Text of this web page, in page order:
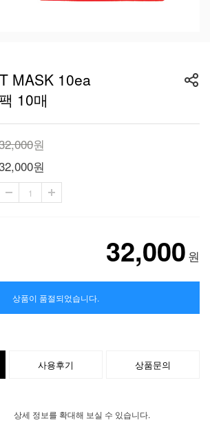
MASK 10ea
10매
원
원
32,000 원
상품이 품절되었습니다.
사용후기 상품문의
상세 정보를 확대해 보실 수 있습니다.